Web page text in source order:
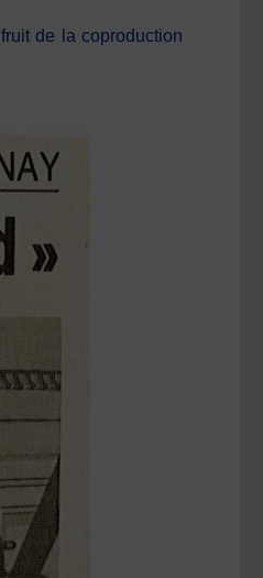
de la coproduction